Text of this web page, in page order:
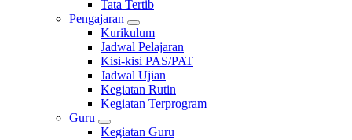
Tata Tertib
Pengajaran
Kurikulum
Jadwal Pelajaran
Kisi-kisi PAS/PAT
Jadwal Ujian
Kegiatan Rutin
Kegiatan Terprogram
Guru
Kegiatan Guru